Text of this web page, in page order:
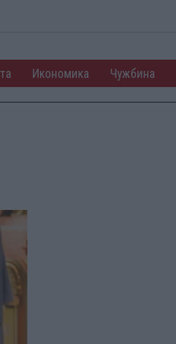
Икономика Чужбина